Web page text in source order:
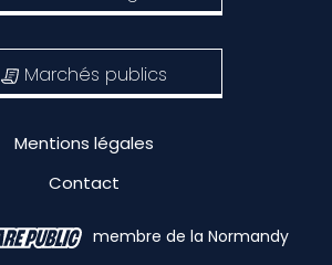
Marchés publics
Mentions légales
Contact
membre de la Normandy